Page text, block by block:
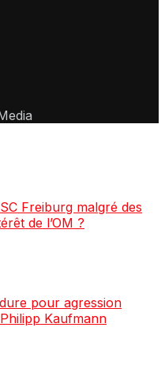
Freiburg malgré des
de l’OM ?
pour agression
Kaufmann